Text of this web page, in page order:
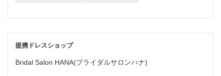
提携ドレスショップ
Bridal Salon HANA(ブライダルサロンハナ)